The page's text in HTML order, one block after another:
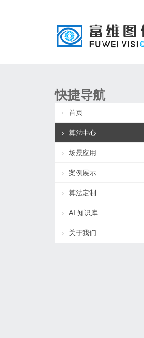
快捷导航
首页
算法中心
场景应用
案例展示
算法定制
AI 知识库
关于我们